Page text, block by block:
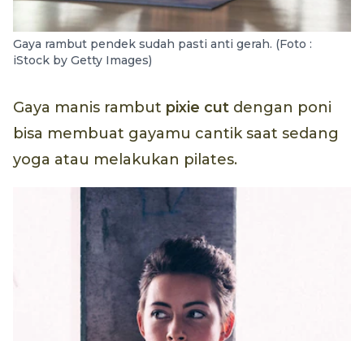
Gaya rambut pendek sudah pasti anti gerah. (Foto :
iStock by Getty Images)
Gaya manis rambut pixie cut dengan poni
bisa membuat gayamu cantik saat sedang
yoga atau melakukan pilates.